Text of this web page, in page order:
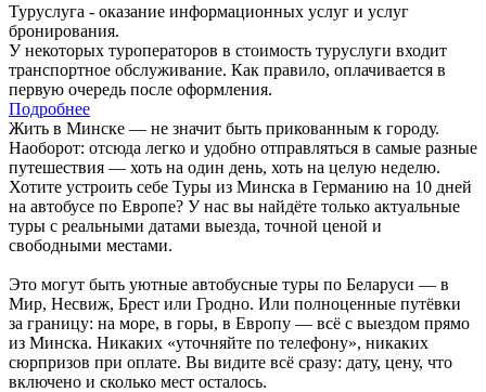
Туруслуга - оказание информационных услуг и услуг
бронирования.
У некоторых туроператоров в стоимость туруслуги входит
транспортное обслуживание. Как правило, оплачивается в
первую очередь после оформления.
Подробнее
Жить в Минске — не значит быть прикованным к городу.
Наоборот: отсюда легко и удобно отправляться в самые разные
путешествия — хоть на один день, хоть на целую неделю.
Хотите устроить себе Туры из Минска в Германию на 10 дней
на автобусе по Европе? У нас вы найдёте только актуальные
туры с реальными датами выезда, точной ценой и
свободными местами.
Это могут быть уютные автобусные туры по Беларуси — в
Мир, Несвиж, Брест или Гродно. Или полноценные путёвки
за границу: на море, в горы, в Европу — всё с выездом прямо
из Минска. Никаких «уточняйте по телефону», никаких
сюрпризов при оплате. Вы видите всё сразу: дату, цену, что
включено и сколько мест осталось.